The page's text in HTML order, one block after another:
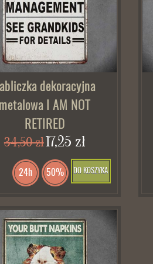
dekoracyjna
I AM NOT
RETIRED
34,50 zł17,25 zł
DO KOSZYKA
24h 50%